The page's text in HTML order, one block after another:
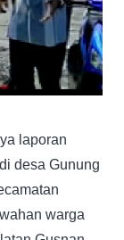
laporan
desa Gunung
warga